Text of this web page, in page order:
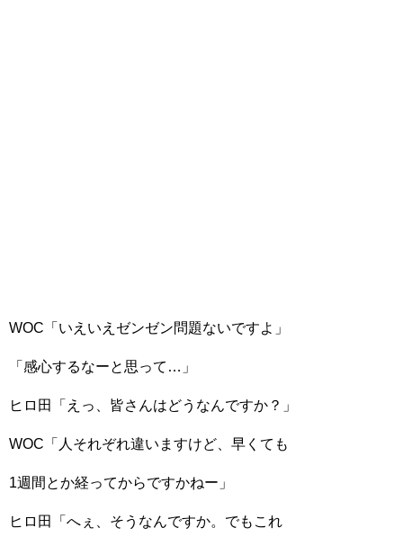
WOC「いえいえゼンゼン問題ないですよ」
「感心するなーと思って…」
ヒロ田「えっ、皆さんはどうなんですか？」
WOC「人それぞれ違いますけど、早くても
1週間とか経ってからですかねー」
ヒロ田「へぇ、そうなんですか。でもこれ